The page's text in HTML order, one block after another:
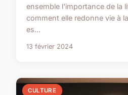
ensemble l'importance de la
comment elle redonne vie à
es...
13 février 2024
CULTURE